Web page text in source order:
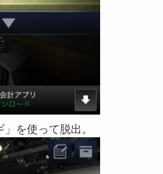
を使って脱出。